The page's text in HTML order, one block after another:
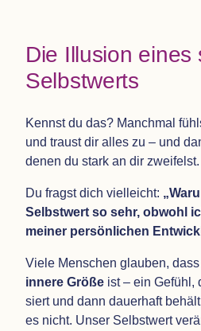
Die Illu­sion eines
Selbstwerts
Kennst du das? Manch­mal
und traust dir alles zu – und
denen du stark an dir zweifelst.
Du fragst dich viel­leicht: „
Selbst­wert so sehr, obwohl
mei­ner per­sön­li­chen
Viele Men­schen glau­ben,
innere Größe ist – ein
siert und dann dau­er­haft
es nicht. Unser Selbst­wert